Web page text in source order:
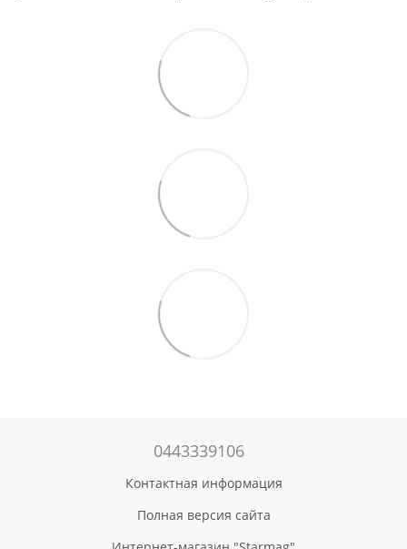
0443339106
Контактная информация
Полная версия сайта